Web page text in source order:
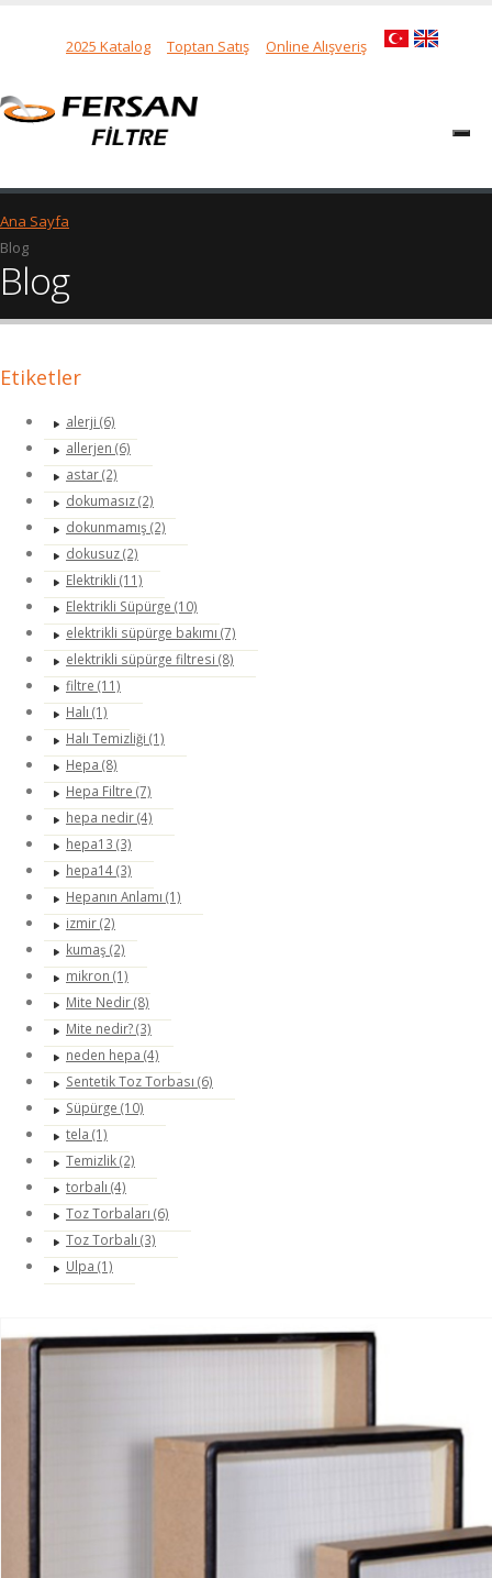
2025 Katalog Toptan Satış Online Alışveriş
Ana Sayfa
Blog
Blog
Etiketler
alerji (6)
allerjen (6)
astar (2)
dokumasız (2)
dokunmamış (2)
dokusuz (2)
Elektrikli (11)
Elektrikli Süpürge (10)
elektrikli süpürge bakımı (7)
elektrikli süpürge filtresi (8)
filtre (11)
Halı (1)
Halı Temizliği (1)
Hepa (8)
Hepa Filtre (7)
hepa nedir (4)
hepa13 (3)
hepa14 (3)
Hepanın Anlamı (1)
izmir (2)
kumaş (2)
mikron (1)
Mite Nedir (8)
Mite nedir? (3)
neden hepa (4)
Sentetik Toz Torbası (6)
Süpürge (10)
tela (1)
Temizlik (2)
torbalı (4)
Toz Torbaları (6)
Toz Torbalı (3)
Ulpa (1)